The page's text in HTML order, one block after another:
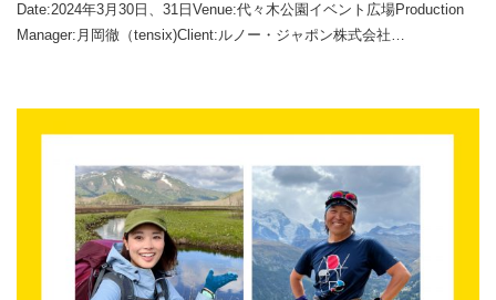
Date:2024年3月30日、31日Venue:代々木公園イベント広場Production
Manager:月岡徹（tensix)Client:ルノー・ジャポン株式会社…